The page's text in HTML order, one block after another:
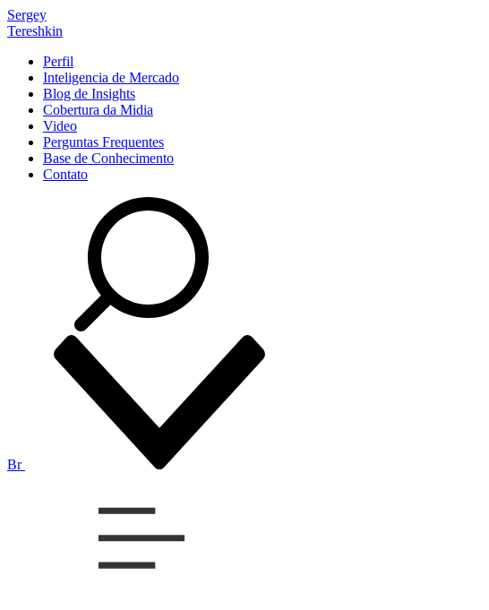
Sergey
Tereshkin
Perfil
Inteligencia de Mercado
Blog de Insights
Cobertura da Midia
Video
Perguntas Frequentes
Base de Conhecimento
Contato
Br